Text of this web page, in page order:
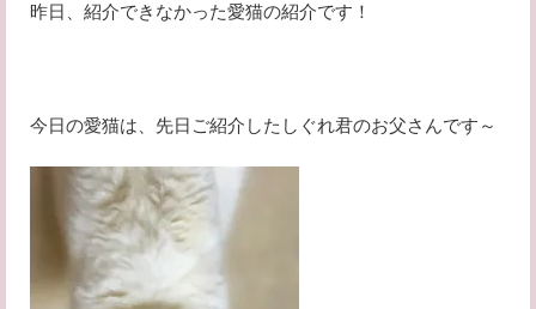
昨日、紹介できなかった愛猫の紹介です！
今日の愛猫は、先日ご紹介したしぐれ君のお父さんです～